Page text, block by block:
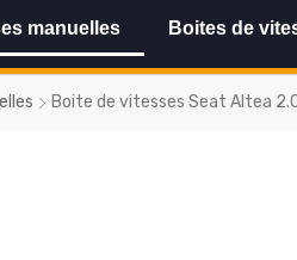
manuelles Boites de
Boite de vitesses Seat Altea